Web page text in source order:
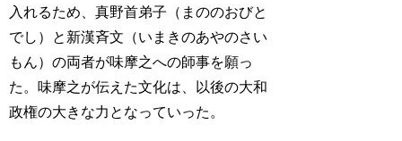
入れるため、真野首弟子（まののおびと
でし）と新漢斉文（いまきのあやのさい
もん）の両者が味摩之への師事を願っ
た。味摩之が伝えた文化は、以後の大和
政権の大きな力となっていった。